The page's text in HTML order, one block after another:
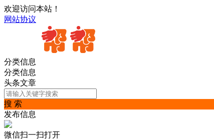
欢迎访问本站！
网站协议
分类信息
分类信息
头条文章
搜 索
发布信息
微信扫一扫打开